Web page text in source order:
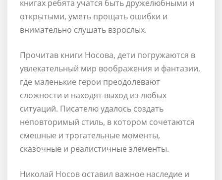
книгах ребята учатся быть дружелюбными и
открытыми, уметь прощать ошибки и
внимательно слушать взрослых.
Прочитав книги Носова, дети погружаются в
увлекательный мир воображения и фантазии,
где маленькие герои преодолевают
сложности и находят выход из любых
ситуаций. Писателю удалось создать
неповторимый стиль, в котором сочетаются
смешные и трогательные моменты,
сказочные и реалистичные элементы.
Николай Носов оставил важное наследие и